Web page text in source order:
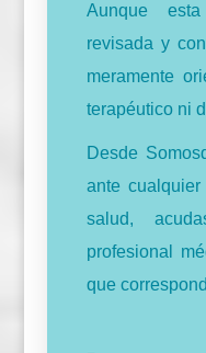
Aunque
revisada y
meramente
terapéutico ni
Desde
ante
salud,
profesional
que